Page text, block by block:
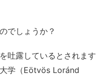
でしょうか？
吐露しているとされます
学（Eötvös Loránd